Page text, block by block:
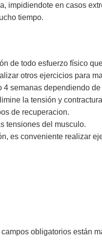
impidiendote en casos
tiempo.
de todo esfuerzo físico
otros ejercicios para
semanas dependiendo
la tensión y
de recuperacion.
tensiones del musculo.
es conveniente realizar
campos obligatorios están